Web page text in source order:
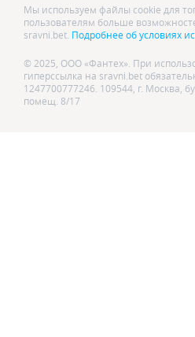
Мы используем файлы cookie для
пользователям больше
sravni.bet. Подробнее об условиях
© 2025, ООО «Фантех». При
гиперссылка на sravni.bet
1247700777246. 109544, г. Москва,
помещ. 8/17